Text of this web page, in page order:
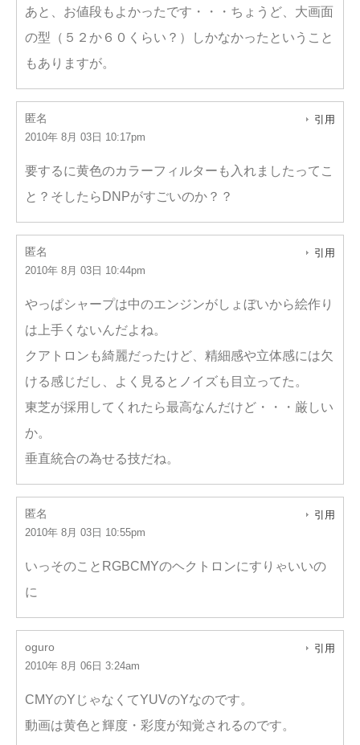
あと、お値段もよかったです・・・ちょうど、大画面
の型（５２か６０くらい？）しかなかったということ
もありますが。
匿名
2010年 8月 03日 10:17pm
引用
要するに黄色のカラーフィルターも入れましたってこ
と？そしたらDNPがすごいのか？？
匿名
2010年 8月 03日 10:44pm
引用
やっぱシャープは中のエンジンがしょぼいから絵作り
は上手くないんだよね。
クアトロンも綺麗だったけど、精細感や立体感には欠
ける感じだし、よく見るとノイズも目立ってた。
東芝が採用してくれたら最高なんだけど・・・厳しい
か。
垂直統合の為せる技だね。
匿名
2010年 8月 03日 10:55pm
引用
いっそのことRGBCMYのヘクトロンにすりゃいいの
に
oguro
2010年 8月 06日 3:24am
引用
CMYのYじゃなくてYUVのYなのです。
動画は黄色と輝度・彩度が知覚されるのです。